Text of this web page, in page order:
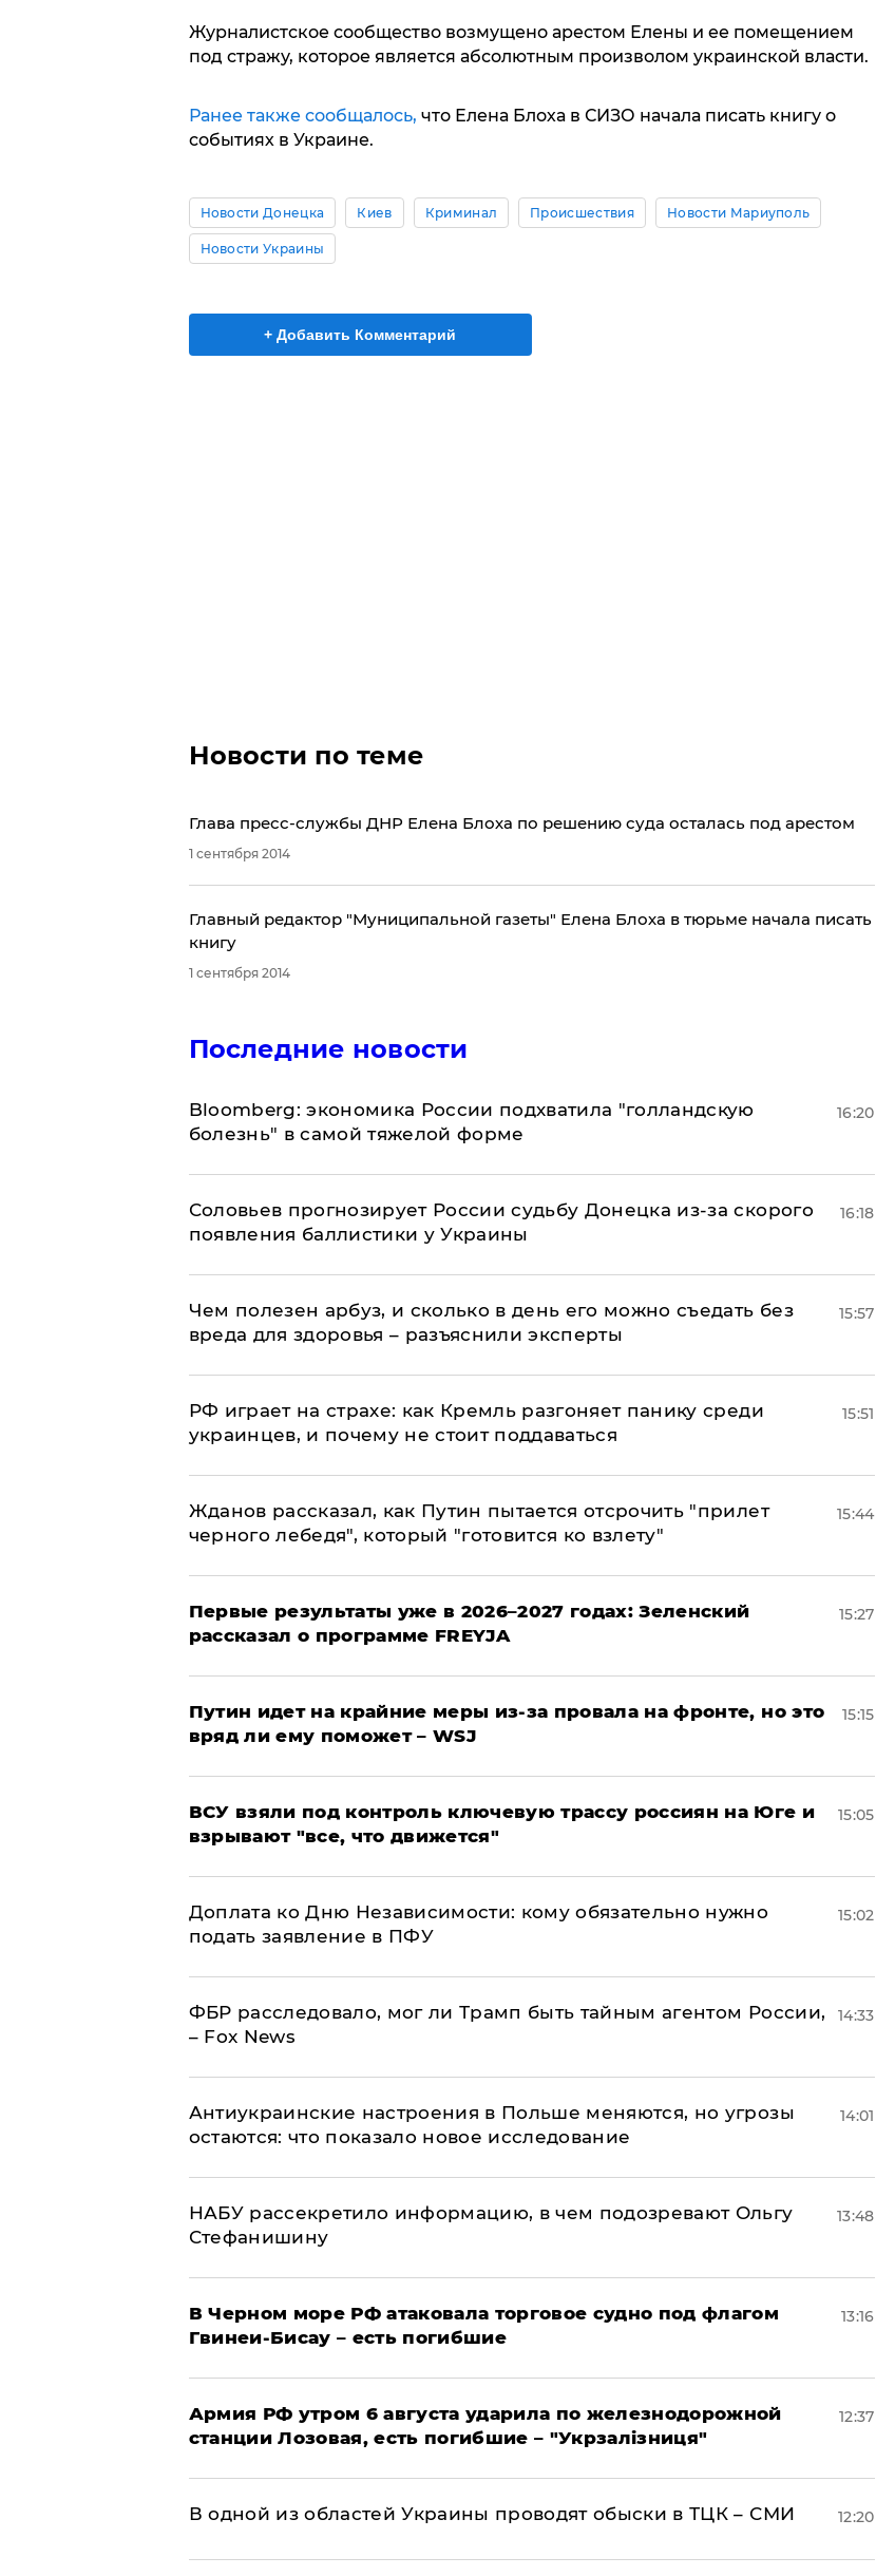
Журналистское сообщество возмущено арестом Елены и ее помещением
под стражу, которое является абсолютным произволом украинской власти.
Ранее также сообщалось, что Елена Блоха в СИЗО начала писать книгу о
событиях в Украине.
Новости Донецка Киев Криминал Происшествия Новости Мариуполь
Новости Украины
+ Добавить Комментарий
Новости по теме
Глава пресс-службы ДНР Елена Блоха по решению суда осталась под арестом
1 сентября 2014
Главный редактор "Муниципальной газеты" Елена Блоха в тюрьме начала писать
книгу
1 сентября 2014
Последние новости
Bloomberg: экономика России подхватила "голландскую
болезнь" в самой тяжелой форме
16:20
Соловьев прогнозирует России судьбу Донецка из-за скорого
появления баллистики у Украины
16:18
Чем полезен арбуз, и сколько в день его можно съедать без
вреда для здоровья – разъяснили эксперты
15:57
РФ играет на страхе: как Кремль разгоняет панику среди
украинцев, и почему не стоит поддаваться
15:51
Жданов рассказал, как Путин пытается отсрочить "прилет
черного лебедя", который "готовится ко взлету"
15:44
Первые результаты уже в 2026–2027 годах: Зеленский
рассказал о программе FREYJA
15:27
Путин идет на крайние меры из-за провала на фронте, но это
вряд ли ему поможет – WSJ
15:15
ВСУ взяли под контроль ключевую трассу россиян на Юге и
взрывают "все, что движется"
15:05
Доплата ко Дню Независимости: кому обязательно нужно
подать заявление в ПФУ
15:02
ФБР расследовало, мог ли Трамп быть тайным агентом России,
– Fox News
14:33
Антиукраинские настроения в Польше меняются, но угрозы
остаются: что показало новое исследование
14:01
НАБУ рассекретило информацию, в чем подозревают Ольгу
Стефанишину
13:48
В Черном море РФ атаковала торговое судно под флагом
Гвинеи-Бисау – есть погибшие
13:16
Армия РФ утром 6 августа ударила по железнодорожной
станции Лозовая, есть погибшие – "Укрзалізниця"
12:37
В одной из областей Украины проводят обыски в ТЦК – СМИ 12:20